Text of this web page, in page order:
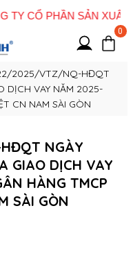
0
2025/VTZ/NQ-HĐQT
DỊCH VAY NĂM 2025-
CN NAM SÀI GÒN
NGÀY
GIAO DỊCH VAY
HÀNG TMCP
SÀI GÒN